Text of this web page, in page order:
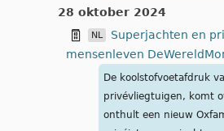
28 oktober 2024
NL
Superjachten en
mensenleven
De koolstofvoetafdruk
privévliegtuigen, komt
onthult een nieuw